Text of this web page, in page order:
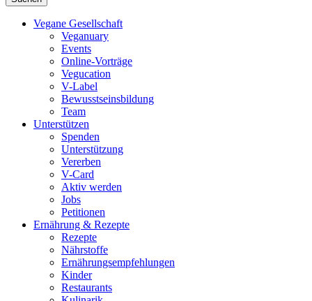
Vegane Gesellschaft
Veganuary
Events
Online-Vorträge
Vegucation
V-Label
Bewusstseinsbildung
Team
Unterstützen
Spenden
Unterstützung
Vererben
V-Card
Aktiv werden
Jobs
Petitionen
Ernährung & Rezepte
Rezepte
Nährstoffe
Ernährungsempfehlungen
Kinder
Restaurants